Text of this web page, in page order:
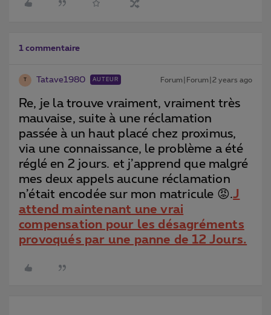
1 commentaire
Tatave1980 AUTEUR Forum|Forum|2 years ago
Re, je la trouve vraiment, vraiment très
mauvaise, suite à une réclamation
passée à un haut placé chez proximus,
via une connaissance, le problème a été
réglé en 2 jours. et j’apprend que malgré
mes deux appels aucune réclamation
n’était encodée sur mon matricule 😡.J
attend maintenant une vrai
compensation pour les désagréments
provoqués par une panne de 12 Jours.